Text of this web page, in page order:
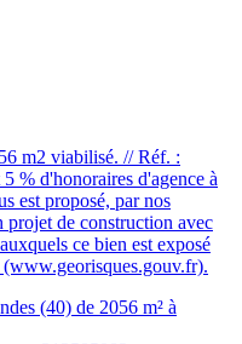
m2 viabilisé. // Réf. :
% d'honoraires d'agence à
est proposé, par nos
projet de construction avec
ce bien est exposé